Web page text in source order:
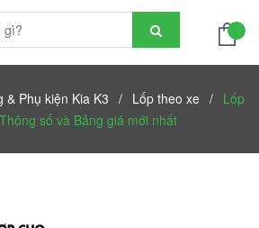
& Phụ kiện Kia K3 / Lốp theo xe / Lốp
số và Bảng giá mới nhất